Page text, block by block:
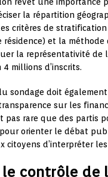
la répartition
critères de
et la
la représentativité de
millions d’inscrits.
sondage doit
sur les
pas rare que des partis
orienter le débat
citoyens d’interpréter
contrôle de